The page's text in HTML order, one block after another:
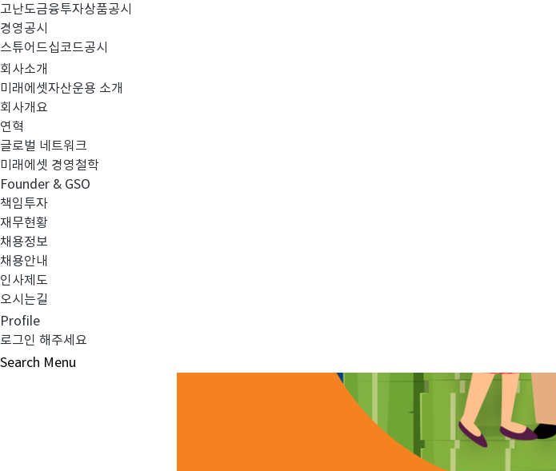
고난도금융투자상품공시
경영공시
스튜어드십코드공시
회사소개
미래에셋자산운용 소개
회사개요
연혁
글로벌 네트워크
미래에셋 경영철학
Founder & GSO
책임투자
재무현황
채용정보
채용안내
인사제도
오시는길
Profile
로그인 해주세요
Search Menu